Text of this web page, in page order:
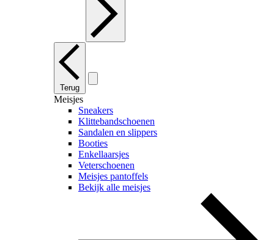
Terug
Meisjes
Sneakers
Klittebandschoenen
Sandalen en slippers
Booties
Enkellaarsjes
Veterschoenen
Meisjes pantoffels
Bekijk alle meisjes